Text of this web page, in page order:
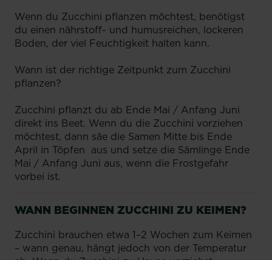
Wenn du Zucchini pflanzen möchtest, benötigst
du einen nährstoff- und humusreichen, lockeren
Boden, der viel Feuchtigkeit halten kann.
Wann ist der richtige Zeitpunkt zum Zucchini
pflanzen?
Zucchini pflanzt du ab Ende Mai / Anfang Juni
direkt ins Beet. Wenn du die Zucchini vorziehen
möchtest, dann säe die Samen Mitte bis Ende
April in Töpfen aus und setze die Sämlinge Ende
Mai / Anfang Juni aus, wenn die Frostgefahr
vorbei ist.
WANN BEGINNEN ZUCCHINI ZU KEIMEN?
Zucchini brauchen etwa 1–2 Wochen zum Keimen
– wann genau, hängt jedoch von der Temperatur